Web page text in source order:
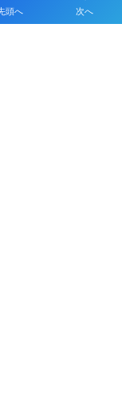
頭へ 次へ
！情報お待ちしてい